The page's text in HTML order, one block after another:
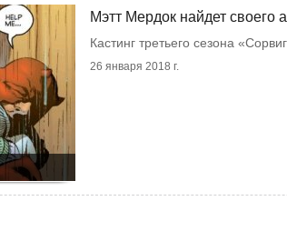
Мэтт Мердок найдет своего
Кастинг третьего сезона
26 января 2018 г.